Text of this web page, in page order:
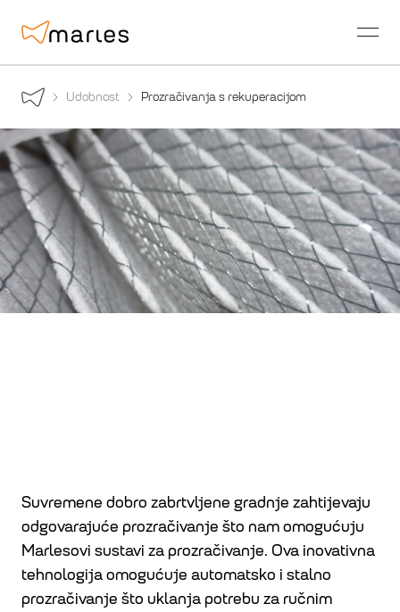
Udobnost Prozračivanja s rekuperacijom
Suvremene dobro zabrtvljene gradnje zahtijevaju
odgovarajuće prozračivanje što nam omogućuju
Marlesovi sustavi za prozračivanje. Ova inovativna
tehnologija omogućuje automatsko i stalno
prozračivanje što uklanja potrebu za ručnim